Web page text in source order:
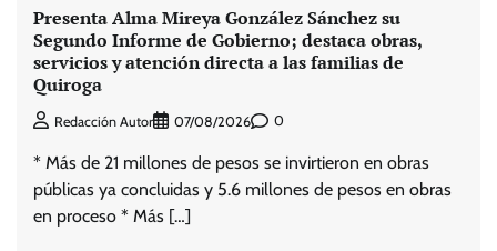
Presenta Alma Mireya González Sánchez su
Segundo Informe de Gobierno; destaca obras,
servicios y atención directa a las familias de
Quiroga
Redacción Autor 07/08/2026 0
* Más de 21 millones de pesos se invirtieron en obras
públicas ya concluidas y 5.6 millones de pesos en obras
en proceso * Más […]